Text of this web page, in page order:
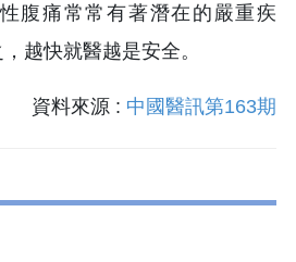
腹痛常常有著潛在的嚴重疾
越快就醫越是安全。
資料來源 : 中國醫訊第163期